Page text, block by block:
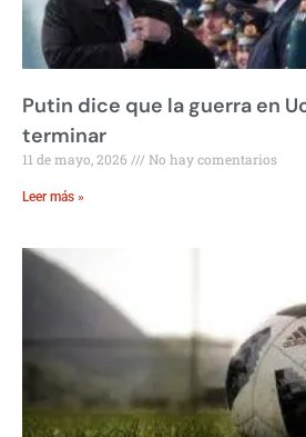
Putin dice que la guerra en
terminar
11 de mayo, 2026 No hay comentarios
Leer más »